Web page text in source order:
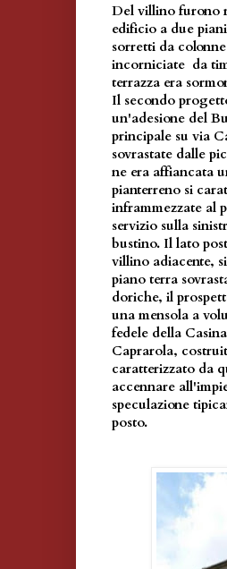
Del villino furono
edificio a due
sorretti da
incorniciate da
terrazza era
Il secondo
un'adesione del
principale su via
sovrastate dalle
ne era affiancata
pianterreno si
inframmezzate al
servizio sulla
bustino. Il lato
villino adiacente,
piano terra
doriche, il
una mensola a
fedele della
Caprarola,
caratterizzato da
accennare
speculazione
posto.